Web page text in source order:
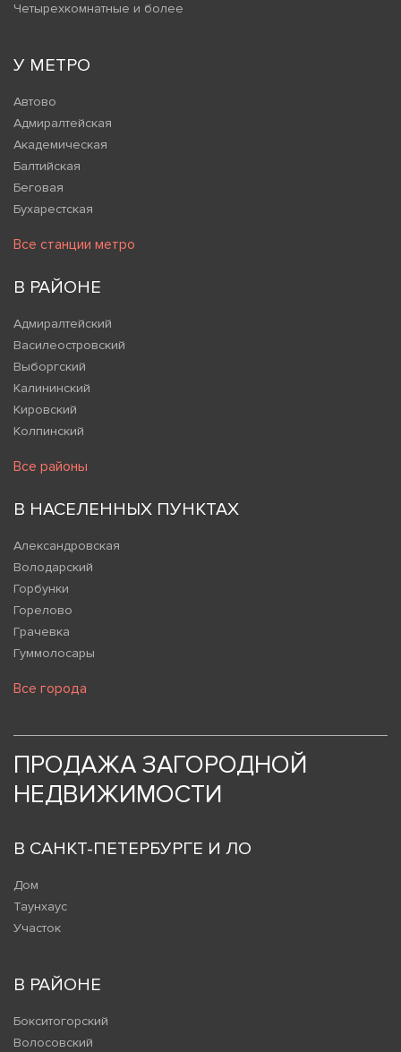
Четырехкомнатные и более
У МЕТРО
Автово
Адмиралтейская
Академическая
Балтийская
Беговая
Бухарестская
Все станции метро
В РАЙОНЕ
Адмиралтейский
Василеостровский
Выборгский
Калининский
Кировский
Колпинский
Все районы
В НАСЕЛЕННЫХ ПУНКТАХ
Александровская
Володарский
Горбунки
Горелово
Грачевка
Гуммолосары
Все города
ПРОДАЖА ЗАГОРОДНОЙ
НЕДВИЖИМОСТИ
В САНКТ-ПЕТЕРБУРГЕ И ЛО
Дом
Таунхаус
Участок
В РАЙОНЕ
Бокситогорский
Волосовский